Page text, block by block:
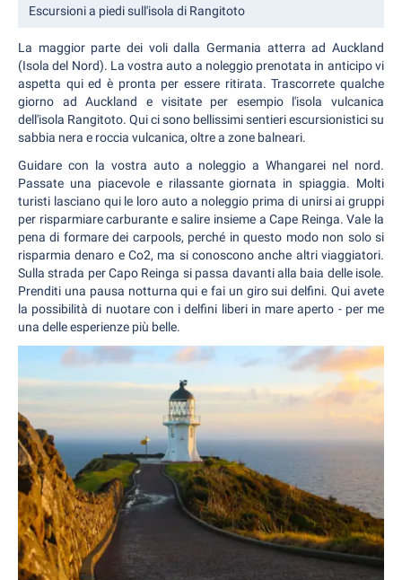
Escursioni a piedi sull'isola di Rangitoto
La maggior parte dei voli dalla Germania atterra ad Auckland
(Isola del Nord). La vostra auto a noleggio prenotata in anticipo vi
aspetta qui ed è pronta per essere ritirata. Trascorrete qualche
giorno ad Auckland e visitate per esempio l'isola vulcanica
dell'isola Rangitoto. Qui ci sono bellissimi sentieri escursionistici su
sabbia nera e roccia vulcanica, oltre a zone balneari.
Guidare con la vostra auto a noleggio a Whangarei nel nord.
Passate una piacevole e rilassante giornata in spiaggia. Molti
turisti lasciano qui le loro auto a noleggio prima di unirsi ai gruppi
per risparmiare carburante e salire insieme a Cape Reinga. Vale la
pena di formare dei carpools, perché in questo modo non solo si
risparmia denaro e Co2, ma si conoscono anche altri viaggiatori.
Sulla strada per Capo Reinga si passa davanti alla baia delle isole.
Prenditi una pausa notturna qui e fai un giro sui delfini. Qui avete
la possibilità di nuotare con i delfini liberi in mare aperto - per me
una delle esperienze più belle.